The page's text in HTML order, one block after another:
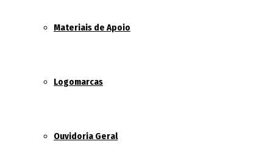
Materiais de Apoio
Logomarcas
Ouvidoria Geral